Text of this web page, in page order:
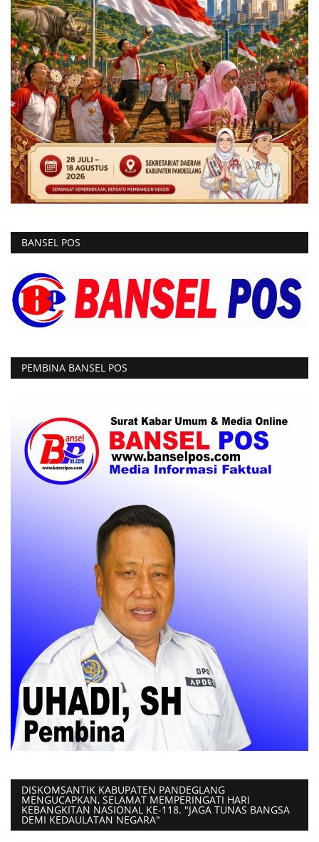
BANSEL POS
PEMBINA BANSEL POS
DISKOMSANTIK KABUPATEN PANDEGLANG
MENGUCAPKAN, SELAMAT MEMPERINGATI HARI
KEBANGKITAN NASIONAL KE-118. "JAGA TUNAS BANGSA
DEMI KEDAULATAN NEGARA"